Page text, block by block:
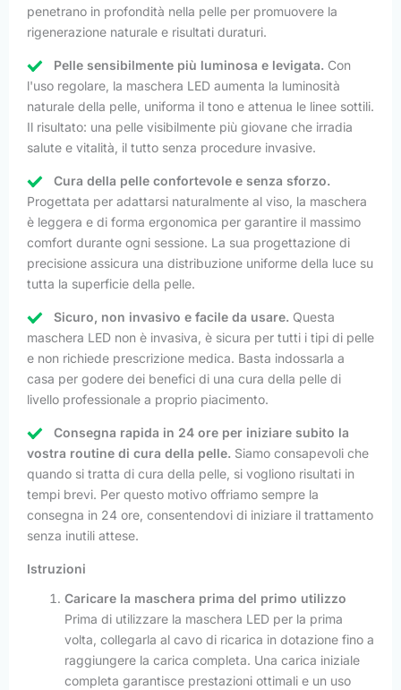
penetrano in profondità nella pelle per promuovere la
rigenerazione naturale e risultati duraturi.
Pelle sensibilmente più luminosa e levigata. Con
l'uso regolare, la maschera LED aumenta la luminosità
naturale della pelle, uniforma il tono e attenua le linee sottili.
Il risultato: una pelle visibilmente più giovane che irradia
salute e vitalità, il tutto senza procedure invasive.
Cura della pelle confortevole e senza sforzo.
Progettata per adattarsi naturalmente al viso, la maschera
è leggera e di forma ergonomica per garantire il massimo
comfort durante ogni sessione. La sua progettazione di
precisione assicura una distribuzione uniforme della luce su
tutta la superficie della pelle.
Sicuro, non invasivo e facile da usare. Questa
maschera LED non è invasiva, è sicura per tutti i tipi di pelle
e non richiede prescrizione medica. Basta indossarla a
casa per godere dei benefici di una cura della pelle di
livello professionale a proprio piacimento.
Consegna rapida in 24 ore per iniziare subito la
vostra routine di cura della pelle. Siamo consapevoli che
quando si tratta di cura della pelle, si vogliono risultati in
tempi brevi. Per questo motivo offriamo sempre la
consegna in 24 ore, consentendovi di iniziare il trattamento
senza inutili attese.
Istruzioni
Caricare la maschera prima del primo utilizzo
Prima di utilizzare la maschera LED per la prima
volta, collegarla al cavo di ricarica in dotazione fino a
raggiungere la carica completa. Una carica iniziale
completa garantisce prestazioni ottimali e un uso